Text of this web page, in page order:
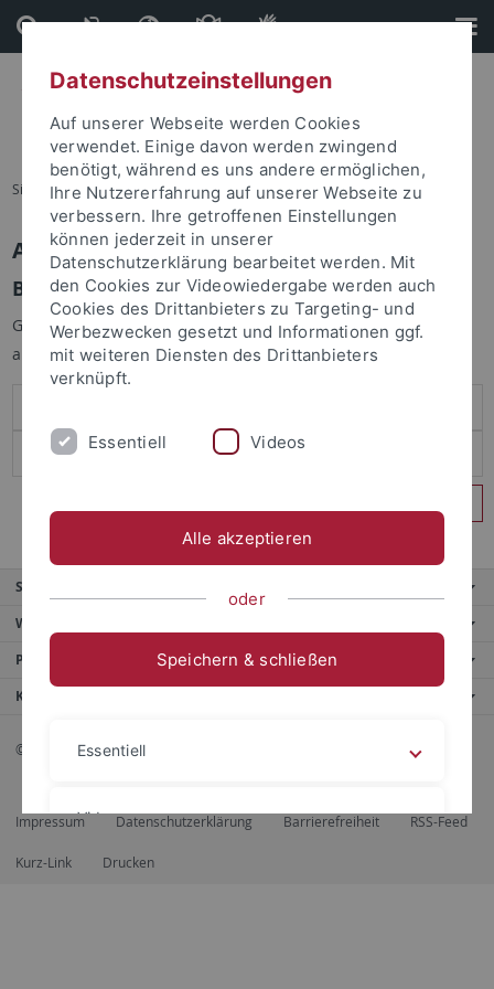
Direkt
zum
Inhalt
Direkt
zur
Fußleiste
Sie sind hier: Startseite
Anmelden
Benutzeranmeldung
Geben Sie Ihren Benutzernamen und Ihr Passwort an um sich
anzumelden:
Service
Weitere Angebote
Portale
Kontaktinfo
© 2026 Eberhard Karls Universität Tübingen, Tübingen
Impressum Datenschutzerklärung Barrierefreiheit RSS-Feed
Kurz-Link Drucken
Datenschutzeinstellungen
Auf unserer Webseite werden Cookies
verwendet. Einige davon werden zwingend
benötigt, während es uns andere ermöglichen,
Ihre Nutzererfahrung auf unserer Webseite zu
verbessern. Ihre getroffenen Einstellungen
können jederzeit in unserer
Datenschutzerklärung bearbeitet werden. Mit
den Cookies zur Videowiedergabe werden auch
Cookies des Drittanbieters zu Targeting- und
Werbezwecken gesetzt und Informationen ggf.
mit weiteren Diensten des Drittanbieters
verknüpft.
Essentiell Videos
Alle akzeptieren
oder
Speichern & schließen
Essentiell
Videos